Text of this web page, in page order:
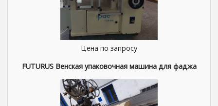
Цена по запросу
FUTURUS Венская упаковочная машина для фаджа